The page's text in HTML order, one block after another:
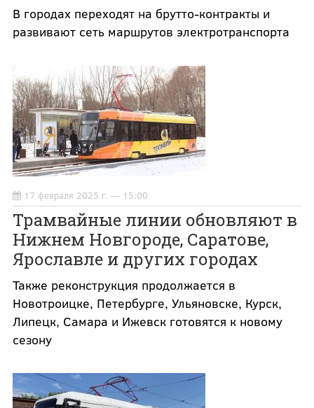
В городах переходят на брутто-контракты и
развивают сеть маршрутов электротранспорта
17 февраля 2025 г. — 15:00
Трамвайные линии обновляют в
Нижнем Новгороде, Саратове,
Ярославле и других городах
Также реконструкция продолжается в
Новотроицке, Петербурге, Ульяновске, Курск,
Липецк, Самара и Ижевск готовятся к новому
сезону